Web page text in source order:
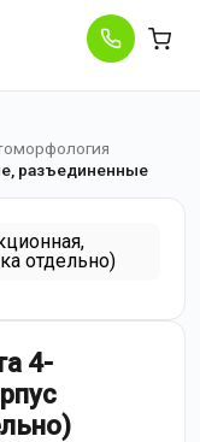
разъединенные
4-